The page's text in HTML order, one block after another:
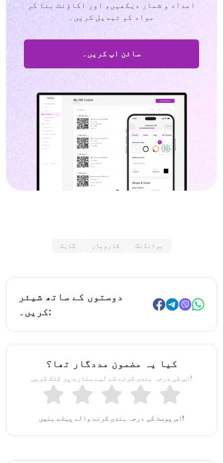
اعداد و شمار دیکھیں، اور اکاؤنٹ بنا کر
مواد کو تبدیل کریں۔
سائن اپ کریں۔
گاہک کاروبار برانڈنگ
دوستوں کے ساتھ شیئر
کریں۔:
کیا یہ مضمون مددگار تھا؟
اس کی درجہ بندی کرنے کے لیے ستارے پر کلک کریں!
اس پوسٹ کی درجہ بندی کرنے والے پہلے بنیں!